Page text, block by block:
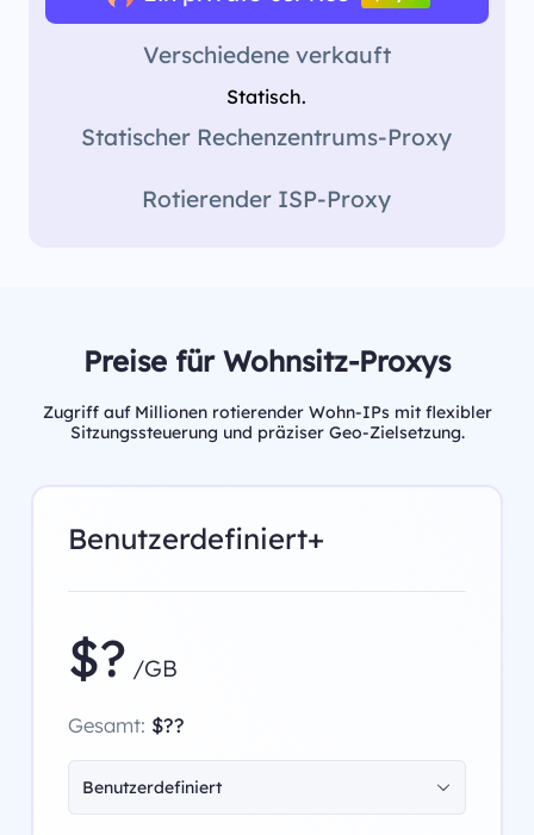
Verschiedene verkauft
Statisch.
Statischer Rechenzentrums-Proxy
Rotierender ISP-Proxy
Preise für Wohnsitz-Proxys
Zugriff auf Millionen rotierender Wohn-IPs mit flexibler
Sitzungssteuerung und präziser Geo-Zielsetzung.
Benutzerdefiniert+
$? /GB
Gesamt: $??
Benutzerdefiniert